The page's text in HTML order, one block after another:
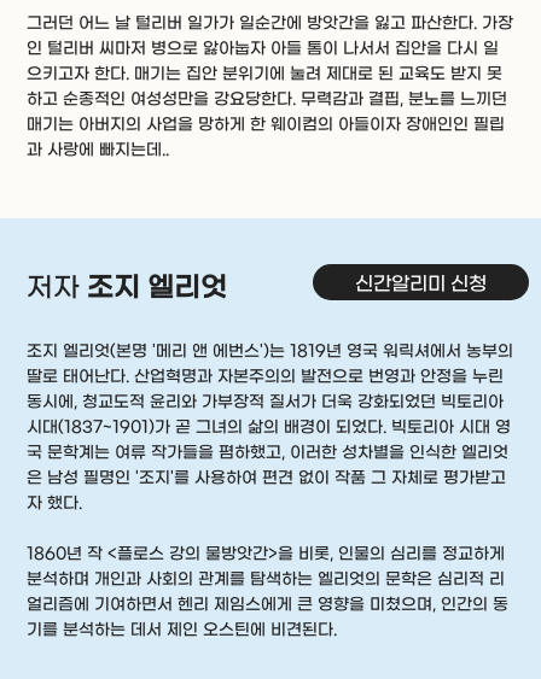
그러던 어느 날 털리버 일가가 일순간에 방앗간을 잃고 파산한다. 가장
인 털리버 씨마저 병으로 앓아눕자 아들 톰이 나서서 집안을 다시 일
으키고자 한다. 매기는 집안 분위기에 눌려 제대로 된 교육도 받지 못
하고 순종적인 여성성만을 강요당한다. 무력감과 결핍, 분노를 느끼던
매기는 아버지의 사업을 망하게 한 웨이컴의 아들이자 장애인인 필립
과 사랑에 빠지는데..
저자 조지 엘리엇 신간알리미 신청
조지 엘리엇(본명 '메리 앤 에번스')는 1819년 영국 워릭셔에서 농부의
딸로 태어난다. 산업혁명과 자본주의의 발전으로 번영과 안정을 누린
동시에, 청교도적 윤리와 가부장적 질서가 더욱 강화되었던 빅토리아
시대(1837~1901)가 곧 그녀의 삶의 배경이 되었다. 빅토리아 시대 영
국 문학계는 여류 작가들을 폄하했고, 이러한 성차별을 인식한 엘리엇
은 남성 필명인 '조지'를 사용하여 편견 없이 작품 그 자체로 평가받고
자 했다.
1860년 작 <플로스 강의 물방앗간>을 비롯, 인물의 심리를 정교하게
분석하며 개인과 사회의 관계를 탐색하는 엘리엇의 문학은 심리적 리
얼리즘에 기여하면서 헨리 제임스에게 큰 영향을 미쳤으며, 인간의 동
기를 분석하는 데서 제인 오스틴에 비견된다.